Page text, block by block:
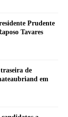
Prudente
Tavares
de
em